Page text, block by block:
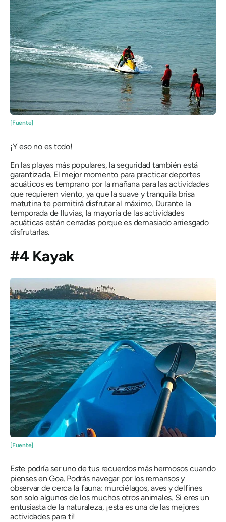
[Fuente]
¡Y eso no es todo!
En las playas más populares, la seguridad también está
garantizada. El mejor momento para practicar deportes
acuáticos es temprano por la mañana para las actividades
que requieren viento, ya que la suave y tranquila brisa
matutina te permitirá disfrutar al máximo. Durante la
temporada de lluvias, la mayoría de las actividades
acuáticas están cerradas porque es demasiado arriesgado
disfrutarlas.
#4 Kayak
[Fuente]
Este podría ser uno de tus recuerdos más hermosos cuando
pienses en Goa. Podrás navegar por los remansos y
observar de cerca la fauna: murciélagos, aves y delfines
son solo algunos de los muchos otros animales. Si eres un
entusiasta de la naturaleza, ¡esta es una de las mejores
actividades para ti!